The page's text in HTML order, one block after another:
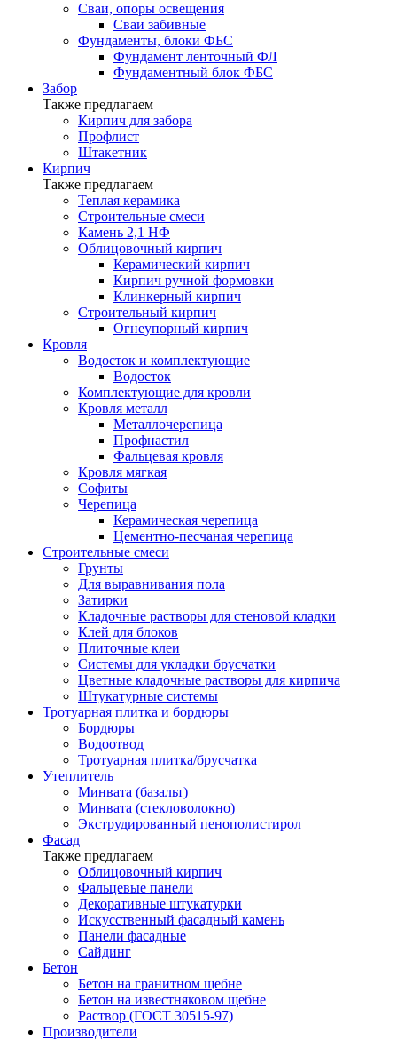
Сваи, опоры освещения
Сваи забивные
Фундаменты, блоки ФБС
Фундамент ленточный ФЛ
Фундаментный блок ФБС
Забор
Также предлагаем
Кирпич для забора
Профлист
Штакетник
Кирпич
Также предлагаем
Теплая керамика
Строительные смеси
Камень 2,1 НФ
Облицовочный кирпич
Керамический кирпич
Кирпич ручной формовки
Клинкерный кирпич
Строительный кирпич
Огнеупорный кирпич
Кровля
Водосток и комплектующие
Водосток
Комплектующие для кровли
Кровля металл
Металлочерепица
Профнастил
Фальцевая кровля
Кровля мягкая
Софиты
Черепица
Керамическая черепица
Цементно-песчаная черепица
Строительные смеси
Грунты
Для выравнивания пола
Затирки
Кладочные растворы для стеновой кладки
Клей для блоков
Плиточные клеи
Системы для укладки брусчатки
Цветные кладочные растворы для кирпича
Штукатурные системы
Тротуарная плитка и бордюры
Бордюры
Водоотвод
Тротуарная плитка/брусчатка
Утеплитель
Минвата (базальт)
Минвата (стекловолокно)
Экструдированный пенополистирол
Фасад
Также предлагаем
Облицовочный кирпич
Фальцевые панели
Декоративные штукатурки
Искусственный фасадный камень
Панели фасадные
Сайдинг
Бетон
Бетон на гранитном щебне
Бетон на известняковом щебне
Раствор (ГОСТ 30515-97)
Производители